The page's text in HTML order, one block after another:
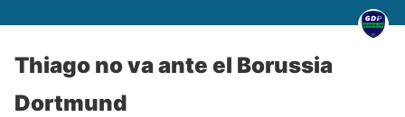
Thiago no va ante el Borussia
Dortmund